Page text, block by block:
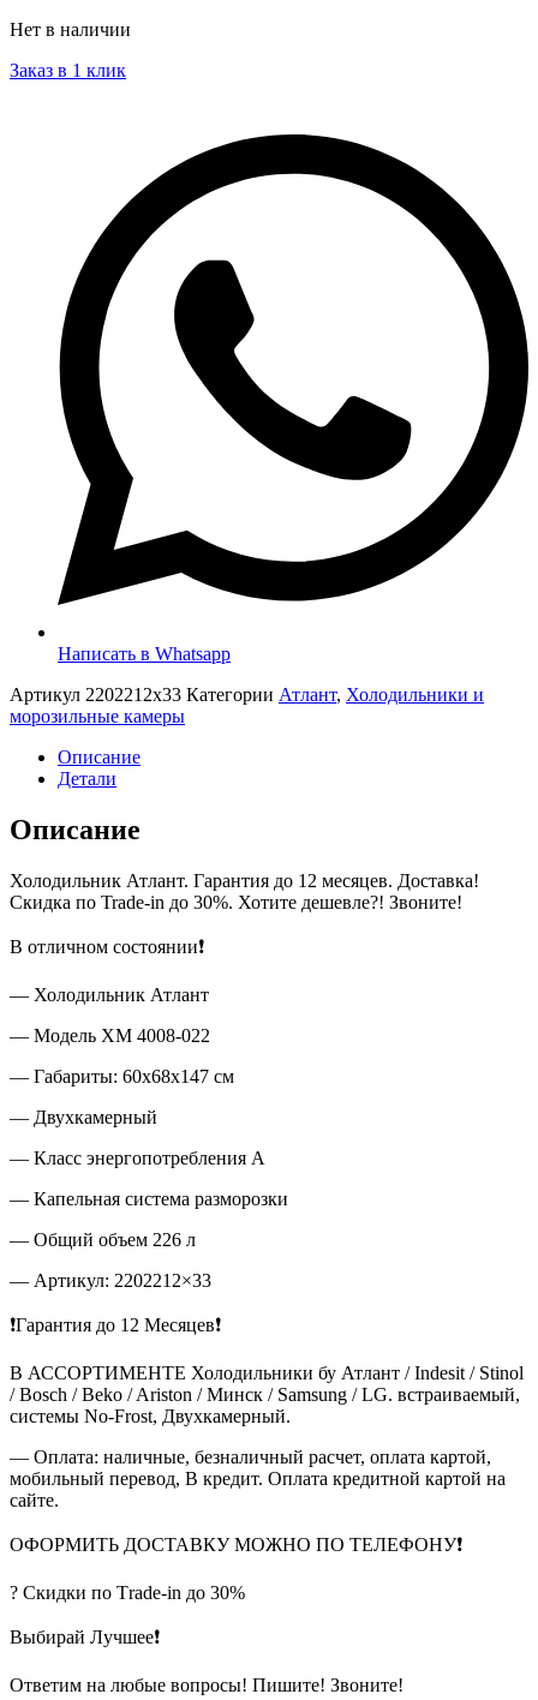
Нет в наличии
Заказ в 1 клик
Написать в Whatsapp
Артикул 2202212x33 Категории Атлант, Холодильники и
морозильные камеры
Описание
Детали
Описание
Холодильник Атлант. Гарантия до 12 месяцев. Доставка!
Скидка по Trade-in до 30%. Хотите дешевле?! Звоните!
В отличном состоянии❗
— Холодильник Атлант
— Модель ХМ 4008-022
— Габариты: 60x68x147 см
— Двухкамерный
— Класс энергопотребления А
— Капельная система разморозки
— Общий объем 226 л
— Артикул: 2202212×33
❗Гарантия до 12 Месяцев❗
В АССОРТИМЕНТЕ Холодильники бу Атлант / Indesit / Stinol
/ Bosch / Beko / Ariston / Минск / Samsung / LG. встраиваемый,
системы No-Frost, Двухкамерный.
— Оплата: наличные, безналичный расчет, оплата картой,
мобильный перевод, В кредит. Оплата кредитной картой на
сайте.
ОФОРМИТЬ ДОСТАВКУ МОЖНО ПО ТЕЛЕФОНУ❗
? Скидки по Тrade-in до 30%
Выбирай Лучшее❗
Ответим на любые вопросы! Пишите! Звоните!